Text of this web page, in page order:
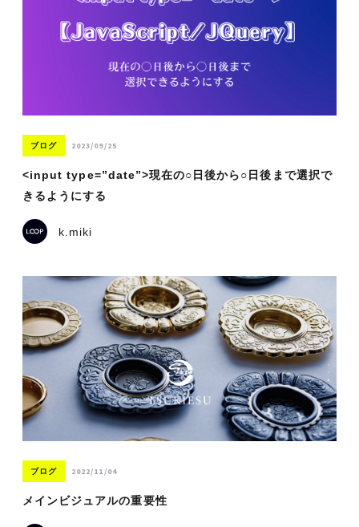
ブログ 2023/09/25
<input type=”date”>現在の○日後から○日後まで選択で
きるようにする
k.miki
ブログ 2022/11/04
メインビジュアルの重要性